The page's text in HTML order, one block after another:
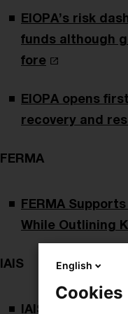
EIOPA’s risk
funds although
fore
EIOPA opens
recovery and
FERMA
FERMA
While Outlining
IAIS
IAIS Year in
English
Cookies